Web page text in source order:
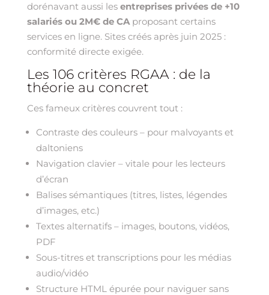
dorénavant aussi les entreprises privées de +10
salariés ou 2M€ de CAproposant certains
services en ligne. Sites créés après juin 2025 :
conformité directe exigée.
Les 106 critères RGAA : de la
théorie au concret
Ces fameux critères couvrent tout :
Contraste des couleurs – pour malvoyants et
daltoniens
Navigation clavier – vitale pour les lecteurs
d’écran
Balises sémantiques (titres, listes, légendes
d’images, etc.)
Textes alternatifs – images, boutons, vidéos,
PDF
Sous-titres et transcriptions pour les médias
audio/vidéo
Structure HTML épurée pour naviguer sans